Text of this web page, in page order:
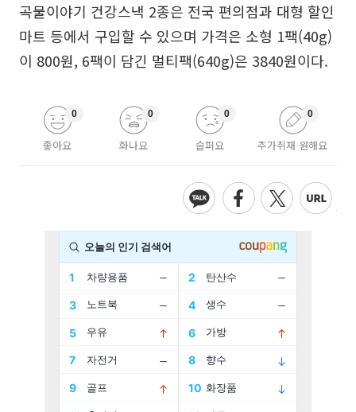
곡물이야기 건강스낵 2종은 전국 편의점과 대형 할인
마트 등에서 구입할 수 있으며 가격은 소형 1팩(40g)
이 800원, 6팩이 담긴 멀티팩(640g)은 3840원이다.
좋아요
0
화나요
0
슬퍼요
0
추가취재 원해요
0